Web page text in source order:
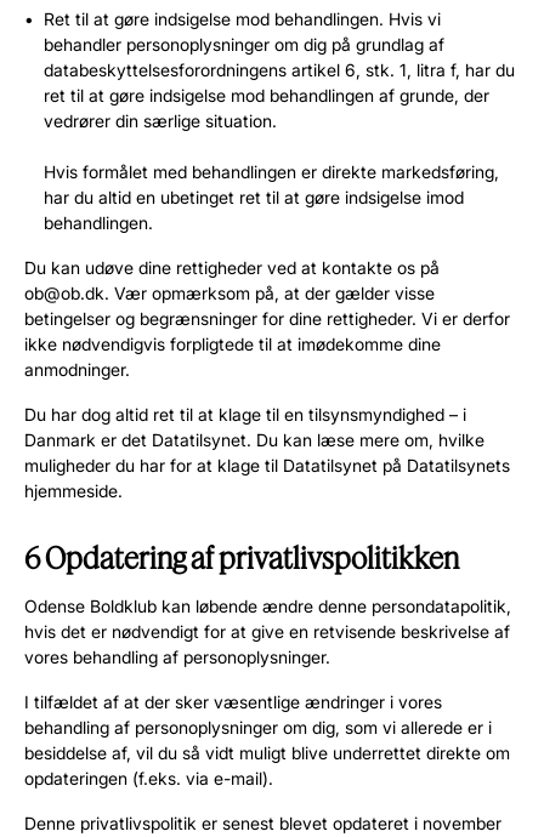
Ret til at gøre indsigelse mod behandlingen. Hvis vi
behandler personoplysninger om dig på grundlag af
databeskyttelsesforordningens artikel 6, stk. 1, litra f, har du
ret til at gøre indsigelse mod behandlingen af grunde, der
vedrører din særlige situation.
Hvis formålet med behandlingen er direkte markedsføring,
har du altid en ubetinget ret til at gøre indsigelse imod
behandlingen.
Du kan udøve dine rettigheder ved at kontakte os på
ob@ob.dk. Vær opmærksom på, at der gælder visse
betingelser og begrænsninger for dine rettigheder. Vi er derfor
ikke nødvendigvis forpligtede til at imødekomme dine
anmodninger.
Du har dog altid ret til at klage til en tilsynsmyndighed – i
Danmark er det Datatilsynet. Du kan læse mere om, hvilke
muligheder du har for at klage til Datatilsynet på Datatilsynets
hjemmeside.
6 Opdatering af privatlivspolitikken
Odense Boldklub kan løbende ændre denne persondatapolitik,
hvis det er nødvendigt for at give en retvisende beskrivelse af
vores behandling af personoplysninger.
I tilfældet af at der sker væsentlige ændringer i vores
behandling af personoplysninger om dig, som vi allerede er i
besiddelse af, vil du så vidt muligt blive underrettet direkte om
opdateringen (f.eks. via e-mail).
Denne privatlivspolitik er senest blevet opdateret i november